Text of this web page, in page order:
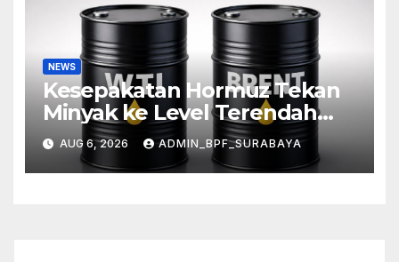
NEWS
Kesepakatan Hormuz Tekan
Minyak ke Level Terendah
Sebulan
AUG 6, 2026 ADMIN_BPF_SURABAYA